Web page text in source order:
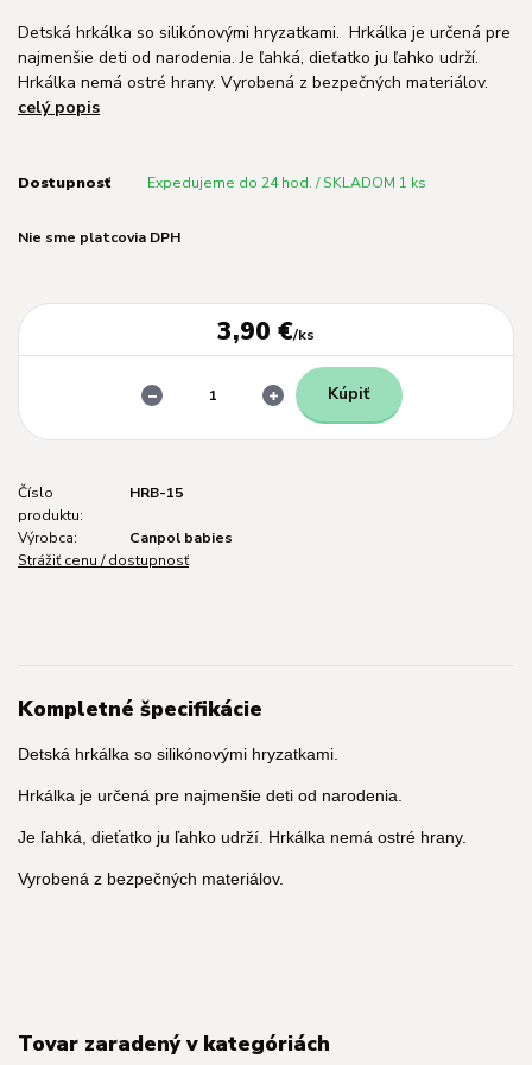
Detská hrkálka so silikónovými hryzatkami. Hrkálka je určená pre
najmenšie deti od narodenia. Je ľahká, dieťatko ju ľahko udrží.
Hrkálka nemá ostré hrany. Vyrobená z bezpečných materiálov.
celý popis
Dostupnosť Expedujeme do 24 hod. / SKLADOM 1 ks
Nie sme platcovia DPH
3,90 €/ks
Kúpiť
Číslo
produktu:
HRB-15
Výrobca:
Canpol babies
Strážiť cenu / dostupnosť
Kompletné špecifikácie
Detská hrkálka so silikónovými hryzatkami.
Hrkálka je určená pre najmenšie deti od narodenia.
Je ľahká, dieťatko ju ľahko udrží. Hrkálka nemá ostré hrany.
Vyrobená z bezpečných materiálov.
Tovar zaradený v kategóriách